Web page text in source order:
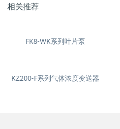
相关推荐
FK8-WK系列叶片泵
KZ200-F系列气体浓度变送器